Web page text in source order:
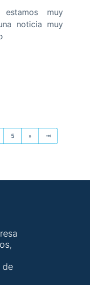
estamos muy
noticia muy
5 » ⇥
de